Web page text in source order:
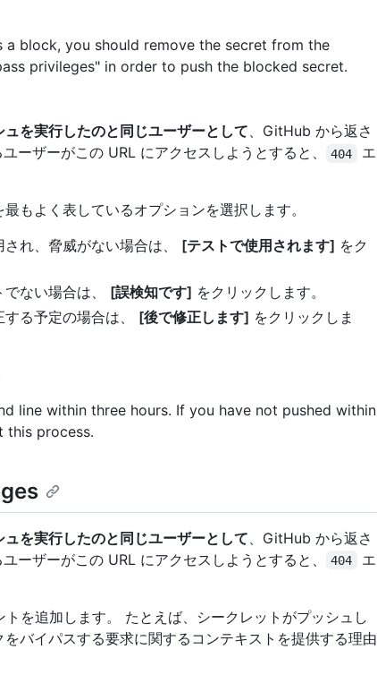
block, you should remove the secret from the
privileges" in order to push the blocked secret.
ュを実行したのと同じユーザーとして、GitHub から返さ
ーザーがこの URL にアクセスしようとすると、
404
エ
もよく表しているオプションを選択します。
れ、脅威がない場合は、 [テストで使用されます] をク
ない場合は、 [誤検知です] をクリックします。
る予定の場合は、 [後で修正します] をクリックしま
line within three hours. If you have not pushed within
this process.
ュを実行したのと同じユーザーとして 、GitHub から返さ
ーザーがこの URL にアクセスしようとすると、
404
エ
を追加します。 たとえば、シークレットがプッシュし
バイパスする要求に関するコンテキストを提供する理由